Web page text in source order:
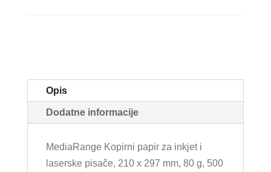
Opis
Dodatne informacije
MediaRange Kopirni papir za inkjet i
laserske pisače, 210 x 297 mm, 80 g, 500